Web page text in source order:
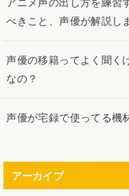
アニメ声の出し方を練習
べきこと、声優が解説し
声優の移籍ってよく聞く
なの？
声優が宅録で使ってる機
アーカイブ